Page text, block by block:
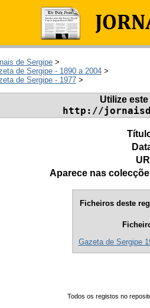
de Sergipe >
de Sergipe - 1890 a 2004 >
de Sergipe - 1977 >
Utilize
http://
Aparece nas
Ficheiros deste
Gazeta de Sergipe
Todos os registos no